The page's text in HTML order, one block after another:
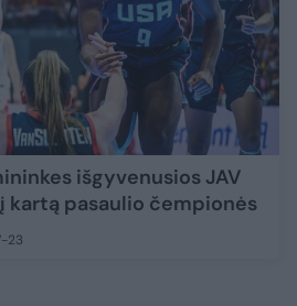
išgyvenusios JAV
kartą pasaulio čempionės
23